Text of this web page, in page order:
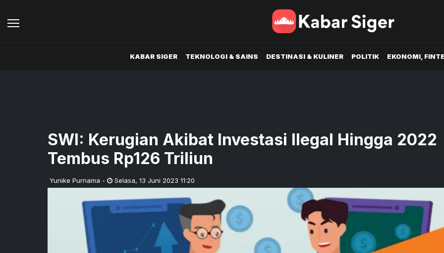
KABAR SIGER TEKNOLOGI & SAINS DESTINASI & KULINER POLITIK EKONOMI,
SWI: Kerugian Akibat Investasi Ilegal Hingga 2022
Tembus Rp126 Triliun
Yunike Purnama - Selasa, 13 Juni 2023 11:20